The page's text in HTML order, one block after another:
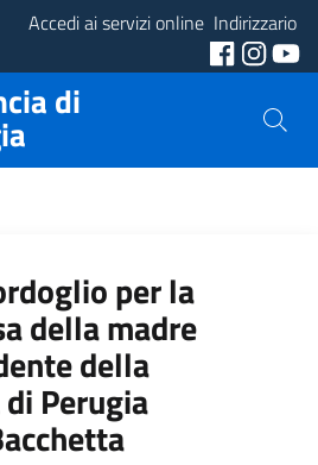
Accedi ai servizi online Indirizzario
di
per la
della madre
della
Perugia